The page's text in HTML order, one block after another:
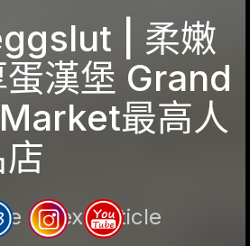
| 柔嫩
漢堡 Grand
最高人
Next article